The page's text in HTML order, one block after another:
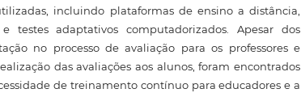
incluindo plataformas de ensino a distância,
testes adaptativos computadorizados. Apesar dos
no processo de avaliação para os professores e
das avaliações aos alunos, foram encontrados
de treinamento contínuo para educadores e a